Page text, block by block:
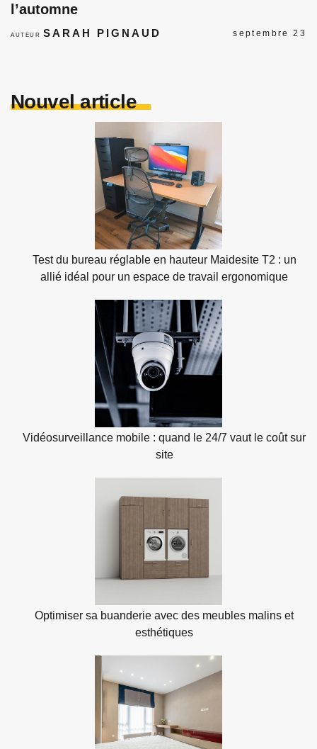
l’automne
AUTEURSARAH PIGNAUD septembre 23
Nouvel article
Test du bureau réglable en hauteur Maidesite T2 : un
allié idéal pour un espace de travail ergonomique
Vidéosurveillance mobile : quand le 24/7 vaut le coût sur
site
Optimiser sa buanderie avec des meubles malins et
esthétiques